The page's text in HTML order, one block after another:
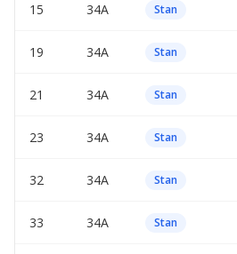
15 34A Stan
19 34A Stan
21 34A Stan
23 34A Stan
32 34A Stan
33 34A Stan